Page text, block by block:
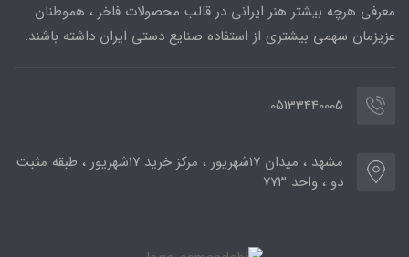
معرفی هرچه بیشتر هنر ایرانی در قالب محصولات فاخر ، هموطنان
عزیزمان سهمی بیشتری از استفاده صنایع دستی ایران داشته باشند.
05133440005
مشهد ، میدان ۱۷شهریور ، مرکز خرید ۱۷شهریور ، طبقه مثبت
دو ، واحد ۷۷۳